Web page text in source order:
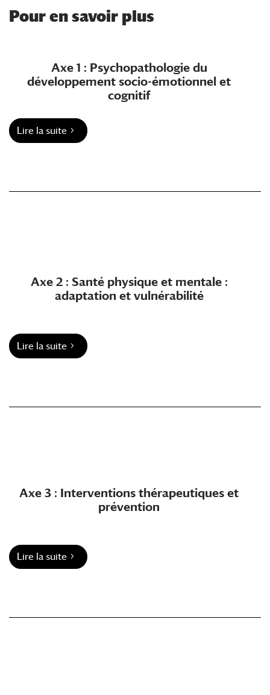
Pour en savoir plus
Axe 1 : Psychopathologie du
développement socio-émotionnel et
cognitif
Lire la suite
Axe 2 : Santé physique et mentale :
adaptation et vulnérabilité
Lire la suite
Axe 3 : Interventions thérapeutiques et
prévention
Lire la suite